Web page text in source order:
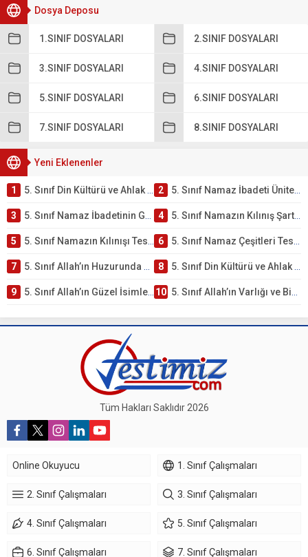
Dosya Deposu
1.SINIF DOSYALARI 2.SINIF DOSYALARI
3.SINIF DOSYALARI 4.SINIF DOSYALARI
5.SINIF DOSYALARI 6.SINIF DOSYALARI
7.SINIF DOSYALARI 8.SINIF DOSYALARI
Yeni Eklenenler
1 5. Sınıf Din Kültürü ve Ahlak Bilgisi 2. Ünite: Namaz İbadeti Çalışmaları 2 5. Sınıf Namaz İbadeti Ünite Testi – Online Çöz
3 5. Sınıf Namaz İbadetinin Getirdiği Faydalar Testi 4 5. Sınıf Namazın Kılınış Şartları Testi
5 5. Sınıf Namazın Kılınışı Testi – Online Çöz 6 5. Sınıf Namaz Çeşitleri Testi – Online Çöz
7 5. Sınıf Allah’ın Huzurunda Olmak – Namaz İbadeti Testi 8 5. Sınıf Din Kültürü ve Ahlak Bilgisi 1. Ünite: Allah İnancı Çalışmaları
9 5. Sınıf Allah’ın Güzel İsimleri Testi – Online Çöz 10 5. Sınıf Allah’ın Varlığı ve Birliği Testi – Online Çöz
Tüm Hakları Saklıdır 2026
Online Okuyucu 1. Sınıf Çalışmaları
2. Sınıf Çalışmaları 3. Sınıf Çalışmaları
4. Sınıf Çalışmaları 5. Sınıf Çalışmaları
6. Sınıf Çalışmaları 7. Sınıf Çalışmaları